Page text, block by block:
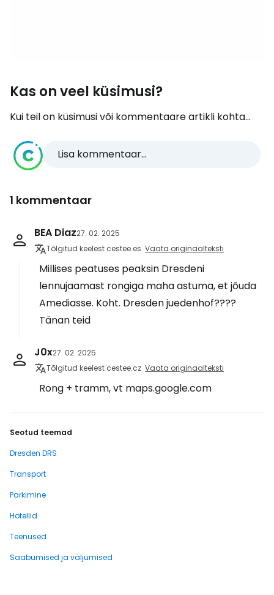
Kas on veel küsimusi?
Kui teil on küsimusi või kommentaare artikli kohta...
Lisa kommentaar...
1 kommentaar
BEA Diaz27. 02. 2025
Tõlgitud keelest cestee.es Vaata originaalteksti
Millises peatuses peaksin Dresdeni
lennujaamast rongiga maha astuma, et jõuda
Amediasse. Koht. Dresden juedenhof????
Tänan teid
J0x27. 02. 2025
Tõlgitud keelest cestee.cz Vaata originaalteksti
Rong + tramm, vt maps.google.com
Seotud teemad
Dresden DRS
Transport
Parkimine
Hotellid
Teenused
Saabumised ja väljumised